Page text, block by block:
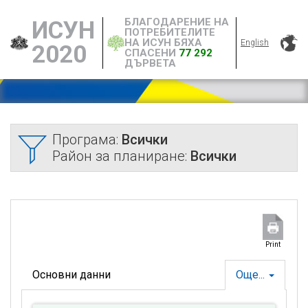
ИСУН
2020
БЛАГОДАРЕНИЕ НА
ПОТРЕБИТЕЛИТЕ
НА ИСУН БЯХА
СПАСЕНИ 77 292
ДЪРВЕТА
English
Програма: Всички
Район за планиране: Всички
Print
Още...
Основни данни